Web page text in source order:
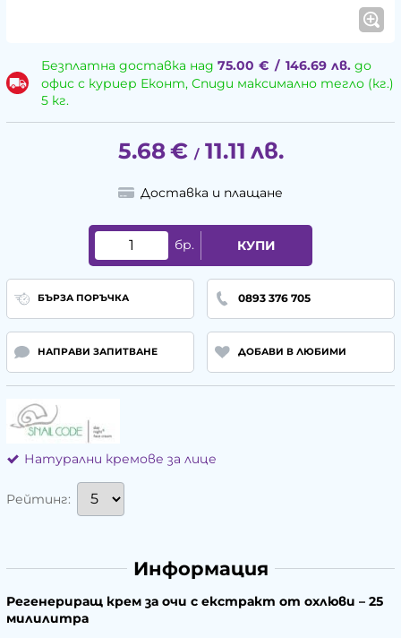
Безплатна доставка над 75.00 € / 146.69 лв.до
офис с куриер Еконт, Спиди максимално тегло (кг.)
5 кг.
5.68€ / 11.11 лв.
Доставка и плащане
бр. КУПИ
БЪРЗА ПОРЪЧКА 0893 376 705
НАПРАВИ ЗАПИТВАНЕ ДОБАВИ В ЛЮБИМИ
Натурални кремове за лице
Рейтинг:
Информация
Регенериращ крем за очи с екстракт от охлюви – 25
милилитра